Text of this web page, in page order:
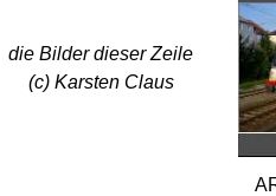
die Bilder dieser Zeile
(c) Karsten Claus